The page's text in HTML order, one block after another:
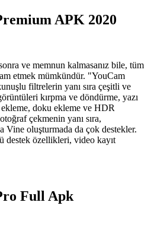
APK 2020
ve memnun kalmasanız bile, tüm
etmek mümkündür. "YouCam
filtrelerin yanı sıra çeşitli ve
kırpma ve döndürme, yazı
doku ekleme ve HDR
çekmenin yanı sıra,
Vine oluşturmada da çok destekler.
destek özellikleri, video kayıt
Full Apk